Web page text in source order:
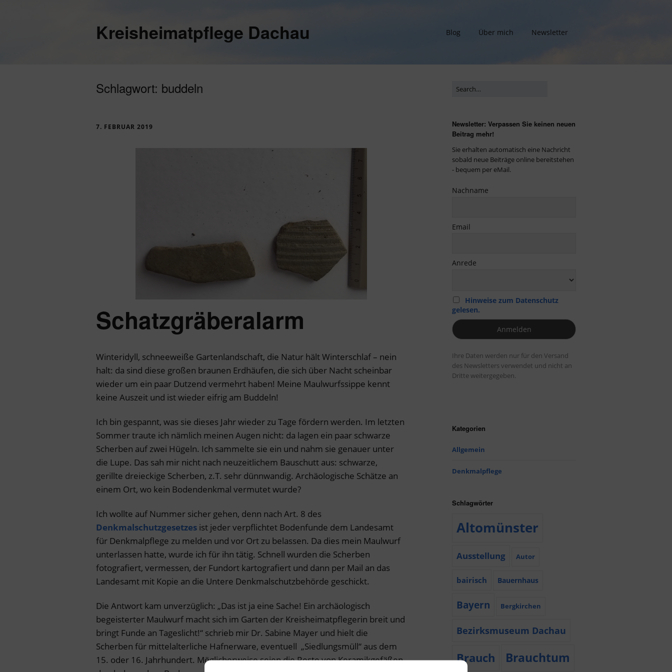
Kreisheimatpflege Dachau Blog Über mich Newsletter
Schlagwort: buddeln
7. FEBRUAR 2019
Schatzgräberalarm
Winteridyll, schneeweiße Gartenlandschaft, die Natur hält Winterschlaf – nein
halt: da sind diese großen braunen Erdhäufen, die sich über Nacht scheinbar
wieder um ein paar Dutzend vermehrt haben! Meine Maulwurfssippe kennt
keine Auszeit und ist wieder eifrig am Buddeln!
Ich bin gespannt, was sie dieses Jahr wieder zu Tage fördern werden. Im letzten
Sommer traute ich nämlich meinen Augen nicht: da lagen ein paar schwarze
Scherben auf zwei Hügeln. Ich sammelte sie ein und nahm sie genauer unter
die Lupe. Das sah mir nicht nach neuzeitlichem Bauschutt aus: schwarze,
gerillte dreieckige Scherben, z.T. sehr dünnwandig. Archäologische Schätze an
einem Ort, wo kein Bodendenkmal vermutet wurde?
Ich wollte auf Nummer sicher gehen, denn nach Art. 8 des
Denkmalschutzgesetzes ist jeder verpflichtet Bodenfunde dem Landesamt
für Denkmalpflege zu melden und vor Ort zu belassen. Da dies mein Maulwurf
unterlassen hatte, wurde ich für ihn tätig. Schnell wurden die Scherben
fotografiert, vermessen, der Fundort kartografiert und dann per Mail an das
Landesamt mit Kopie an die Untere Denkmalschutzbehörde geschickt.
Die Antwort kam unverzüglich: „Das ist ja eine Sache! Ein archäologisch
begeisterter Maulwurf macht sich im Garten der Kreisheimatpflegerin breit und
bringt Funde an Tageslicht!“ schrieb mir Dr. Sabine Mayer und hielt die
Scherben für mittelalterliche Hafnerware, eventuell „Siedlungsmüll“ aus dem
15. oder 16. Jahrhundert. Möglicherweise seien die Reste von Keramikgefäßen
Newsletter: Verpassen Sie keinen neuen
Beitrag mehr!
Sie erhalten automatisch eine Nachricht
sobald neue Beiträge online bereitstehen
- bequem per eMail.
Nachname
Email
Anrede
Hinweise zum Datenschutz
gelesen.
Ihre Daten werden nur für den Versand
des Newsletters verwendet und nicht an
Dritte weitergegeben.
Kategorien
Allgemein
Denkmalpflege
Schlagwörter
Altomünster
Ausstellung Autor
bairisch Bauernhaus
Bayern Bergkirchen
Bezirksmuseum Dachau
Brauch Brauchtum